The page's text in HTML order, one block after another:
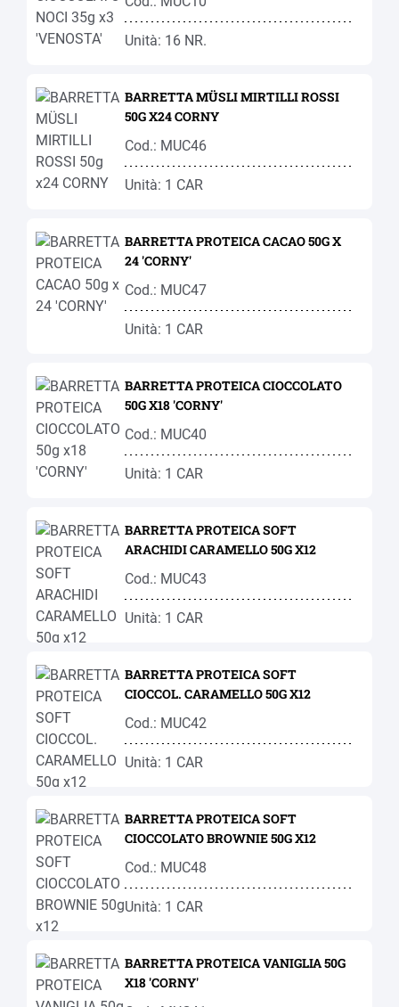
Unità: 16 NR.
BARRETTA MÜSLI MIRTILLI ROSSI
50G X24 CORNY
Cod.: MUC46
Unità: 1 CAR
BARRETTA PROTEICA CACAO 50G X
24 'CORNY'
Cod.: MUC47
Unità: 1 CAR
BARRETTA PROTEICA CIOCCOLATO
50G X18 'CORNY'
Cod.: MUC40
Unità: 1 CAR
BARRETTA PROTEICA SOFT
ARACHIDI CARAMELLO 50G X12
Cod.: MUC43
Unità: 1 CAR
BARRETTA PROTEICA SOFT
CIOCCOL. CARAMELLO 50G X12
Cod.: MUC42
Unità: 1 CAR
BARRETTA PROTEICA SOFT
CIOCCOLATO BROWNIE 50G X12
Cod.: MUC48
Unità: 1 CAR
BARRETTA PROTEICA VANIGLIA 50G
X18 'CORNY'